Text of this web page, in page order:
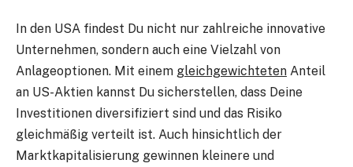
In den USA findest Du nicht nur zahlreiche innovative
Unternehmen, sondern auch eine Vielzahl von
Anlageoptionen. Mit einem gleichgewichteten Anteil
an US-Aktien kannst Du sicherstellen, dass Deine
Investitionen diversifiziert sind und das Risiko
gleichmäßig verteilt ist. Auch hinsichtlich der
Marktkapitalisierung gewinnen kleinere und